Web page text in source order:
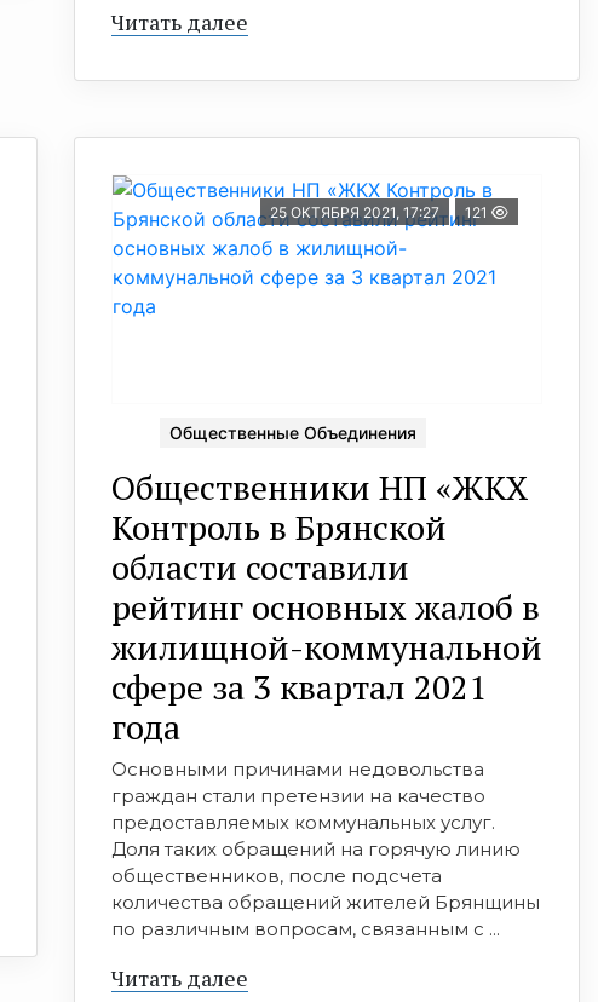
Читать далее
25 ОКТЯБРЯ 2021, 17:27 121
Общественные Объединения
Общественники НП «ЖКХ
Контроль в Брянской
области составили
рейтинг основных жалоб в
жилищной-коммунальной
сфере за 3 квартал 2021
года
Основными причинами недовольства
граждан стали претензии на качество
предоставляемых коммунальных услуг.
Доля таких обращений на горячую линию
общественников, после подсчета
количества обращений жителей Брянщины
по различным вопросам, связанным с ...
Читать далее